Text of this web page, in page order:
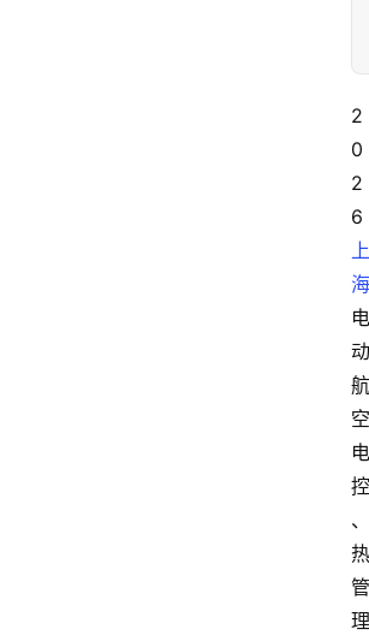
2
0
2
6
上
海
电
动
航
空
电
控
、
热
管
理